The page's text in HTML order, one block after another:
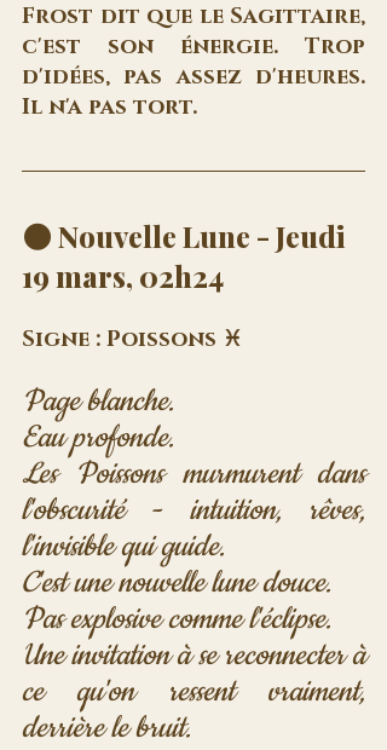
Frost dit que le Sagittaire,
c'est son énergie. Trop
d'idées, pas assez d'heures.
Il n'a pas tort.
🌑 Nouvelle Lune - Jeudi
19 mars, 02h24
Signe : Poissons ♓
Page blanche.
Eau profonde.
Les Poissons murmurent dans
l'obscurité - intuition, rêves,
l'invisible qui guide.
C'est une nouvelle lune douce.
Pas explosive comme l'éclipse.
Une invitation à se reconnecter à
ce qu'on ressent vraiment,
derrière le bruit.